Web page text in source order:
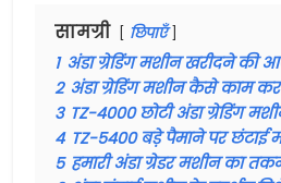
सामग्री छिपाएँ
1 अंडा ग्रेडिंग मशीन खरीदने की
2 अंडा ग्रेडिंग मशीन कैसे काम
3 TZ-4000 छोटी अंडा ग्रेडिंग
4 TZ-5400 बड़े पैमाने पर छंटाई
5 हमारी अंडा ग्रेडर मशीन का